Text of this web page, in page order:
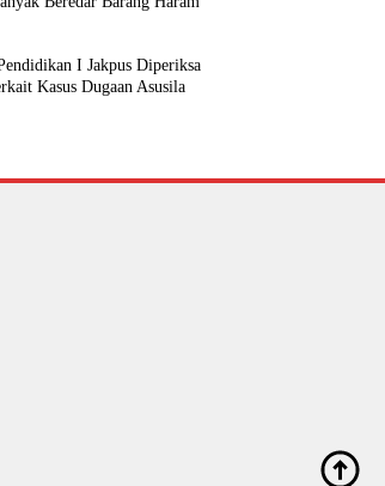
I Jakpus Diperiksa
Kasus Dugaan Asusila